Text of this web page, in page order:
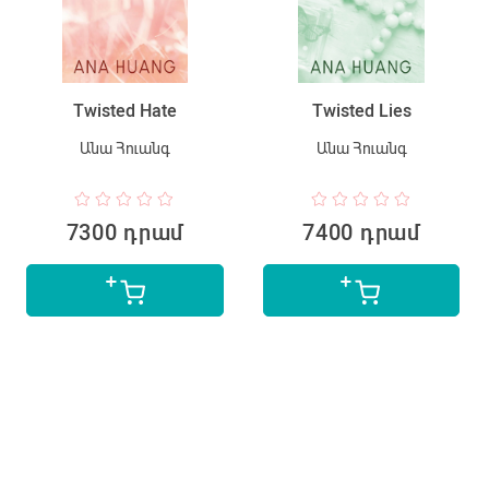
Twisted Hate
Անա Հուանգ
7300 դրամ
Twisted Lies
Անա Հուանգ
7400 դրամ